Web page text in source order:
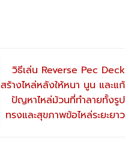
วิธีเล่น Reverse Pec Deck
สร้างไหล่หลังให้หนา นูน และแก้
ปัญหาไหล่ม้วนที่ทำลายทั้งรูป
ทรงและสุขภาพข้อไหล่ระยะยาว